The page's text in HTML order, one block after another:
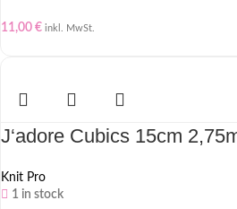
11,00 € inkl. MwSt.
J‘adore Cubics 15cm
Knit Pro
1 in stock